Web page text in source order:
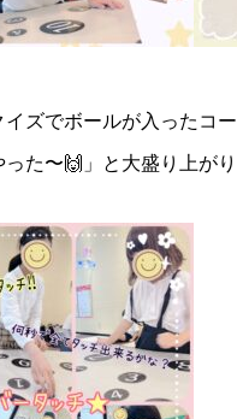
イズでボールが入ったコ
った〜🙌」と大盛り上が